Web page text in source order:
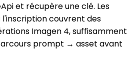
et récupère une clé. Les
couvrent des
Imagen 4, suffisamment
prompt → asset avant